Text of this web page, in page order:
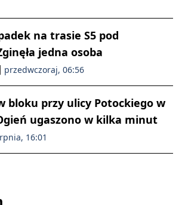
na trasie S5 pod
jedna osoba
przedwczoraj, 06:56
bloku przy ulicy Potockiego w
ugaszono w kilka minut
16:01